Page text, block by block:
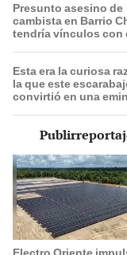
planeta.
Presunto asesino de
cambista en Barrio
tendría vínculos con
Esta era la curiosa
la que este
convirtió en una